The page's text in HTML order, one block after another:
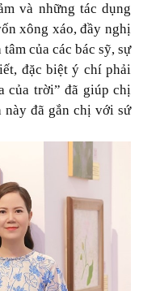
và những tác dụng
xông xáo, đầy nghị
của các bác sỹ, sự
đặc biệt ý chí phải
của trời” đã giúp chị
đã gắn chị với sứ